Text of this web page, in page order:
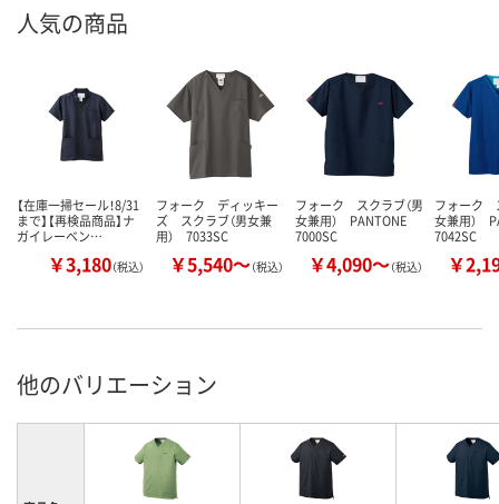
人気の商品
【在庫一掃セール！8/31
まで】【再検品商品】ナ
ガイレーベン…
￥3,180（税込）
フォーク ディッキー
ズ スクラブ（男女兼
用） 7033SC
￥5,540～（税込）
フォーク スクラブ（男
女兼用） PANTONE
7000SC
￥4,090～（税込）
フォーク
女兼用）
7042SC
￥
他のバリエーション